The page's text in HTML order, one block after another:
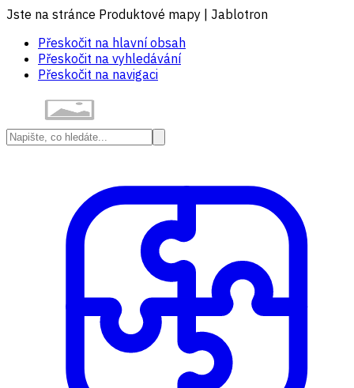
Jste na stránce Produktové mapy | Jablotron
Přeskočit na hlavní obsah
Přeskočit na vyhledávání
Přeskočit na navigaci